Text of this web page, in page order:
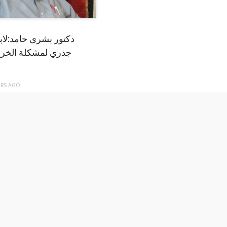
دكتور بشرى
جذري لمشكلة
AGO